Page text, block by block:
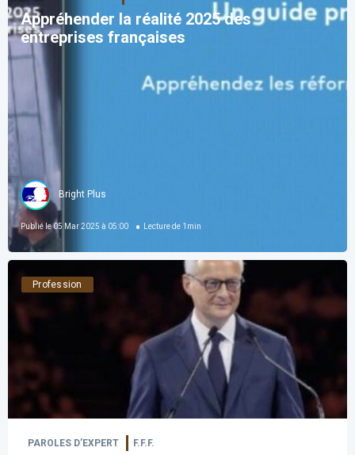
Appréhender la réalité 2025 des
entreprises françaises
Bright Plus
Publié le05 Mar 2025 à 05:00 Lecture de 1 min
Profession
PAROLES D’EXPERT F.F.F.